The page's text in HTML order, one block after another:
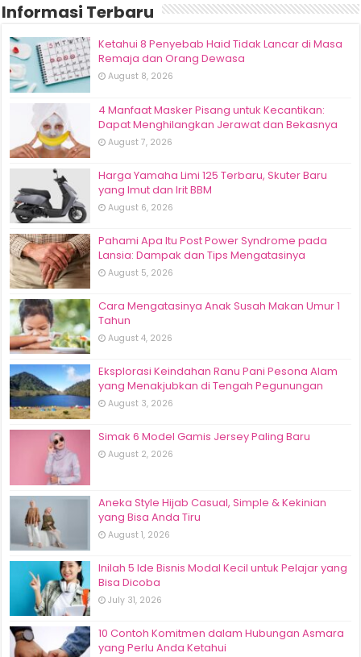
Informasi Terbaru
Ketahui 8 Penyebab Haid Tidak Lancar di Masa
Remaja dan Orang Dewasa
August 8, 2026
4 Manfaat Masker Pisang untuk Kecantikan:
Dapat Menghilangkan Jerawat dan Bekasnya
August 7, 2026
Harga Yamaha Limi 125 Terbaru, Skuter Baru
yang Imut dan Irit BBM
August 6, 2026
Pahami Apa Itu Post Power Syndrome pada
Lansia: Dampak dan Tips Mengatasinya
August 5, 2026
Cara Mengatasinya Anak Susah Makan Umur 1
Tahun
August 4, 2026
Eksplorasi Keindahan Ranu Pani Pesona Alam
yang Menakjubkan di Tengah Pegunungan
August 3, 2026
Simak 6 Model Gamis Jersey Paling Baru
August 2, 2026
Aneka Style Hijab Casual, Simple & Kekinian
yang Bisa Anda Tiru
August 1, 2026
Inilah 5 Ide Bisnis Modal Kecil untuk Pelajar yang
Bisa Dicoba
July 31, 2026
10 Contoh Komitmen dalam Hubungan Asmara
yang Perlu Anda Ketahui